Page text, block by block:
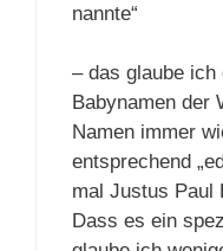
nannte“
– das glaube ich
Babynamen der
Namen immer
entsprechend
mal Justus Paul
Dass es ein